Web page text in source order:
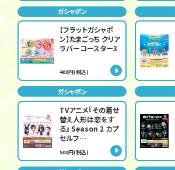
ガシャポン
【フラットガシャポ
ン】たまごっち クリア
ラバーコースター3
400円(税込)
ガシャポン
TVアニメ『その着せ
替え人形は恋をす
る』 Season 2 カプ
セルフ…
500円(税込)